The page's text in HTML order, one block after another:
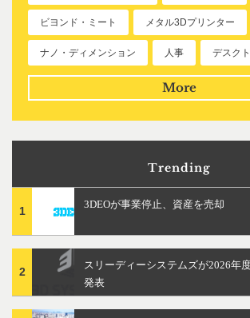
ビヨンド・ミート メタル3Dプリンター
ナノ・ディメンション 人事 デスク
More
Trending
1
3DEOが事業停止、資産を売却
2
スリーディーシステムズが2026年
発表